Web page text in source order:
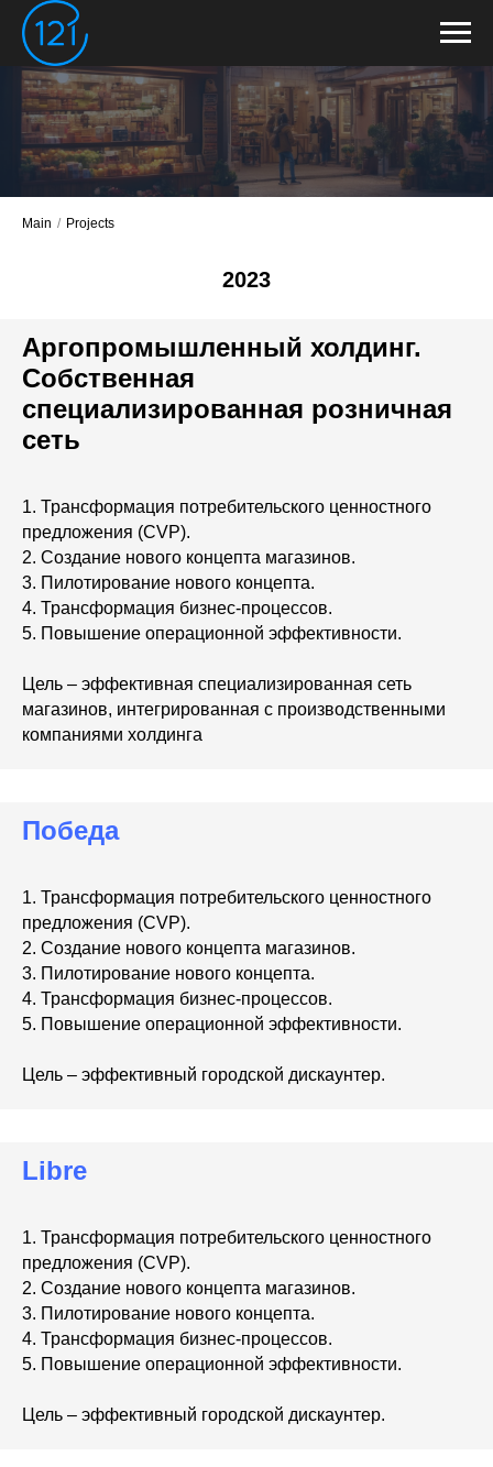
Main / Projects
2023
Аргопромышленный холдинг.
Собственная
специализированная розничная
сеть
1. Трансформация потребительского ценностного
предложения (CVP).
2. Создание нового концепта магазинов.
3. Пилотирование нового концепта.
4. Трансформация бизнес-процессов.
5. Повышение операционной эффективности.
Цель – эффективная специализированная сеть
магазинов, интегрированная с производственными
компаниями холдинга
Победа
1. Трансформация потребительского ценностного
предложения (CVP).
2. Создание нового концепта магазинов.
3. Пилотирование нового концепта.
4. Трансформация бизнес-процессов.
5. Повышение операционной эффективности.
Цель – эффективный городской дискаунтер.
Libre
1. Трансформация потребительского ценностного
предложения (CVP).
2. Создание нового концепта магазинов.
3. Пилотирование нового концепта.
4. Трансформация бизнес-процессов.
5. Повышение операционной эффективности.
Цель – эффективный городской дискаунтер.